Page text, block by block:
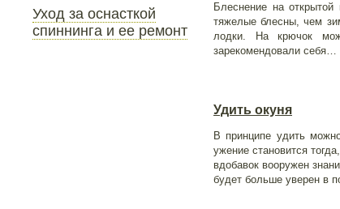
Уход за оснасткой
спиннинга и ее ремонт
Блеснение на
тяжелые блесны, чем
лодки. На крючок
зарекомендовали себя…
Удить окуня
В принципе удить
ужение становится
вдобавок вооружен
будет больше уверен в